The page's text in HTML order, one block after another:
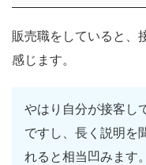
販売職をしていると、
感じます。
やはり自分が接客し
ですし、長く説明を
れると相当凹みます。